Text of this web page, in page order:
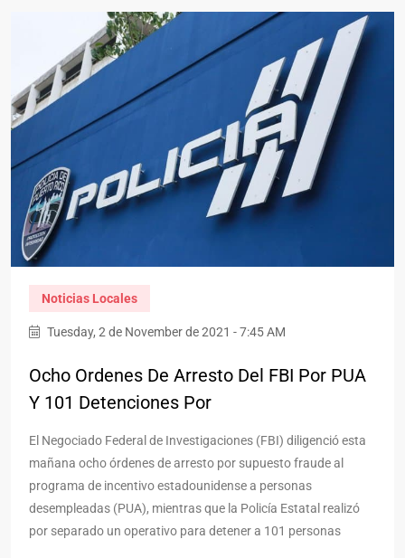
Noticias Locales
Tuesday, 2 de November de 2021 - 7:45 AM
Ocho Ordenes De Arresto Del FBI Por PUA
Y 101 Detenciones Por
El Negociado Federal de Investigaciones (FBI) diligenció esta
mañana ocho órdenes de arresto por supuesto fraude al
programa de incentivo estadounidense a personas
desempleadas (PUA), mientras que la Policía Estatal realizó
por separado un operativo para detener a 101 personas